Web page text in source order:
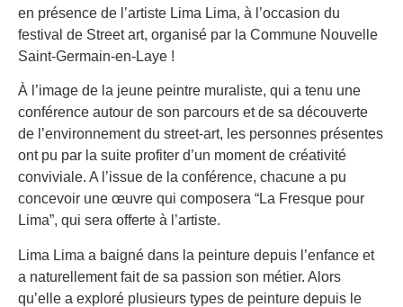
en présence de l’artiste Lima Lima, à l’occasion du
festival de Street art, organisé par la Commune Nouvelle
Saint-Germain-en-Laye !
À l’image de la jeune peintre muraliste, qui a tenu une
conférence autour de son parcours et de sa découverte
de l’environnement du street-art, les personnes présentes
ont pu par la suite profiter d’un moment de créativité
conviviale. A l’issue de la conférence, chacune a pu
concevoir une œuvre qui composera “La Fresque pour
Lima”, qui sera offerte à l’artiste.
Lima Lima a baigné dans la peinture depuis l’enfance et
a naturellement fait de sa passion son métier. Alors
qu’elle a exploré plusieurs types de peinture depuis le